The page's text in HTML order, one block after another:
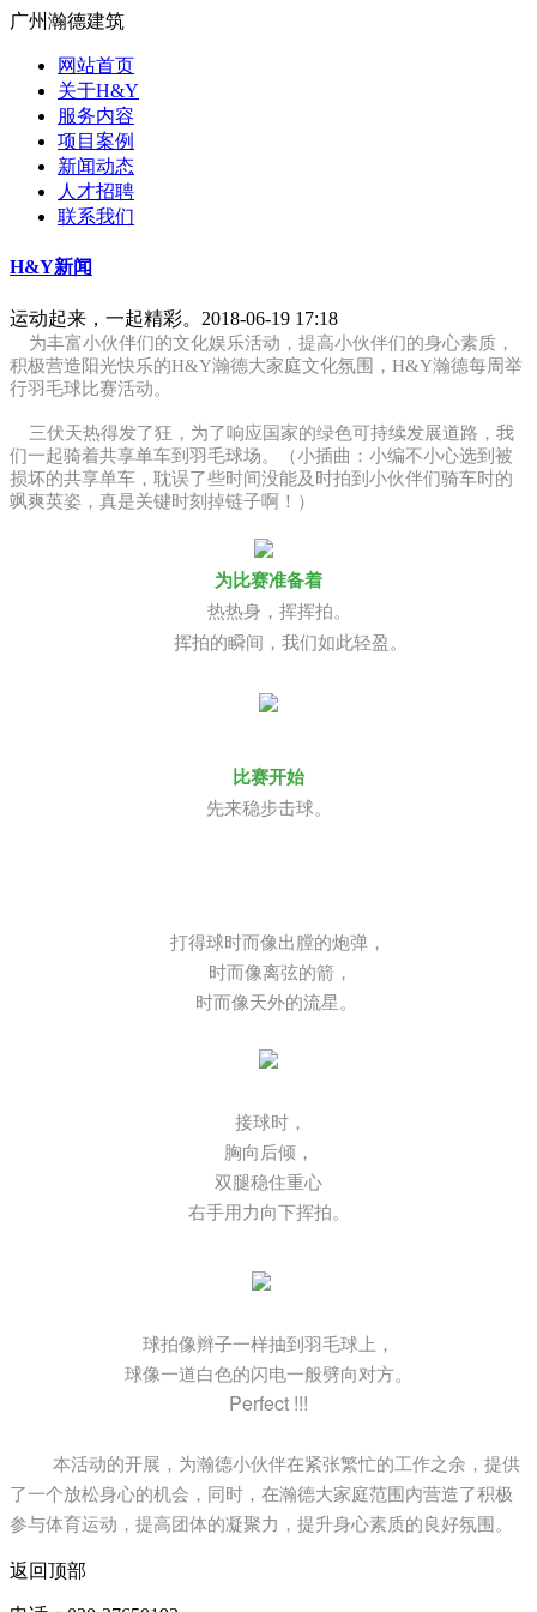
广州瀚德建筑
网站首页
关于H&Y
服务内容
项目案例
新闻动态
人才招聘
联系我们
H&Y新闻
运动起来，一起精彩。 2018-06-19 17:18
为丰富小伙伴们的文化娱乐活动，提高小伙伴们的身心素质，
积极营造阳光快乐的H&Y瀚德大家庭文化氛围，H&Y瀚德每周举
行羽毛球比赛活动。
三伏天热得发了狂，为了响应国家的绿色可持续发展道路，我
们一起骑着共享单车到羽毛球场。（小插曲：小编不小心选到被
损坏的共享单车，耽误了些时间没能及时拍到小伙伴们骑车时的
飒爽英姿，真是关键时刻掉链子啊！）
热热身，挥挥拍。
挥拍的瞬间，我们如此轻盈。
先来稳步击球。
打得球时而像出膛的炮弹，
时而像离弦的箭，
时而像天外的流星。
接球时，
胸向后倾，
双腿稳住重心
右手用力向下挥拍。
球拍像辫子一样抽到羽毛球上，
球像一道白色的闪电一般劈向对方。
Perfect !!!
本活动的开展，为瀚德小伙伴在紧张繁忙的工作之余，提供
了一个放松身心的机会，同时，在瀚德大家庭范围内营造了积极
参与体育运动，提高团体的凝聚力，提升身心素质的良好氛围。
返回顶部